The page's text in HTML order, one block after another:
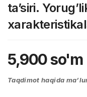
ta’siri.
5,900so'm
Taqdimot haqida